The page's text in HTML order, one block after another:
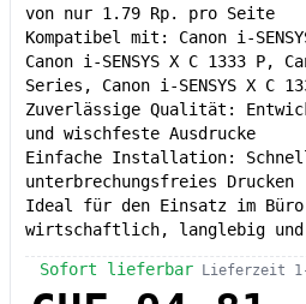
von nur 1.79 Rp. pro Seite
Kompatibel mit: Canon i-
Canon i-SENSYS X C 1333 P,
Series, Canon i-SENSYS X C
Zuverlässige Qualität:
und wischfeste Ausdrucke
Einfache Installation:
unterbrechungsfreies Drucken
Ideal für den Einsatz im Büro
wirtschaftlich, langlebig
Sofort lieferbar Lieferzeit 1-